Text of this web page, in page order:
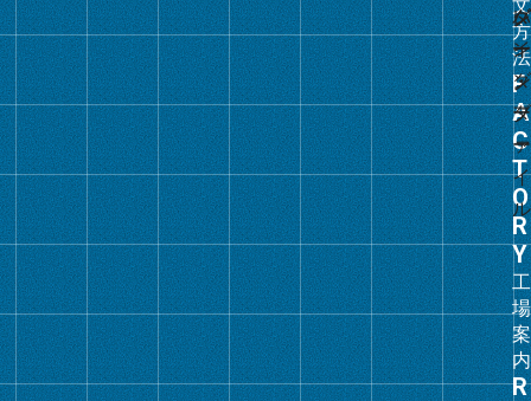
文
方
法
ク
工
場
案
内
グ
ル
ー
プ
リ
ン
ク
グ
バ
イ
ン
ダ
ー
ダ
ー
レ
ン
ダ
ー
ダ
ー
・
フ
ァ
イ
ル